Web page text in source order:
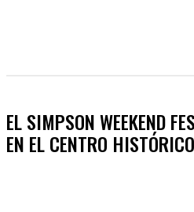
EL SIMPSON WEEKEND
EN EL CENTRO HISTÓRICO